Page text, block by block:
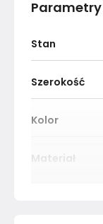
Stan
Szerokość
Kolor
Materiał